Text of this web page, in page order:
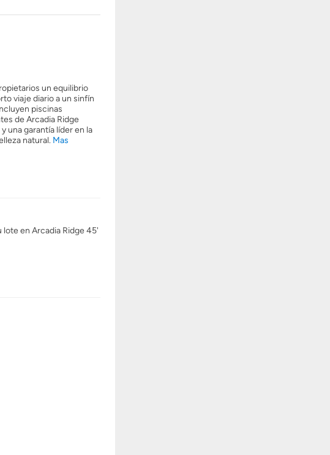
un equilibrio
viaje diario a un sinfín
piscinas
de Arcadia Ridge
una garantía líder en la
natural. Mas
lote en Arcadia Ridge 45'